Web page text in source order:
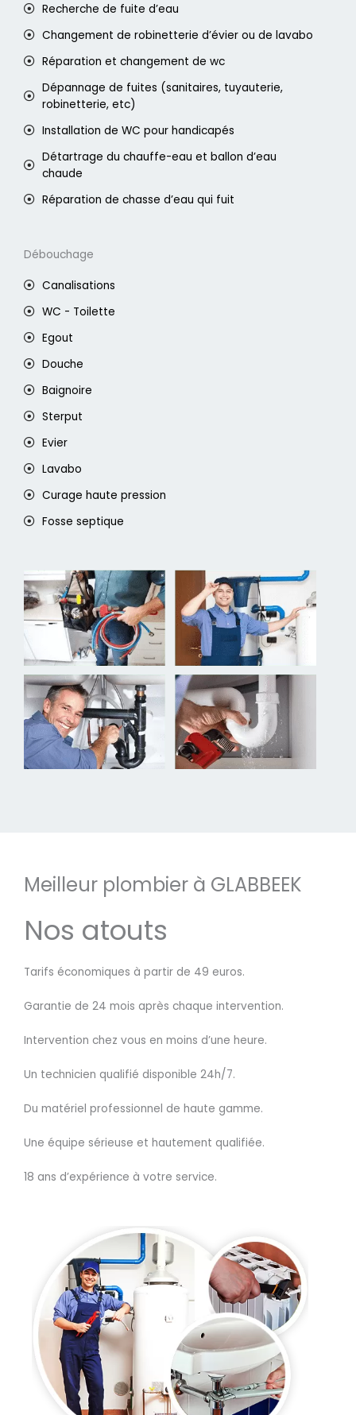
Recherche de fuite d’eau
Changement de robinetterie d’évier ou de lavabo
Réparation et changement de wc
Dépannage de fuites (sanitaires, tuyauterie,
robinetterie, etc)
Installation de WC pour handicapés
Détartrage du chauffe-eau et ballon d’eau
chaude
Réparation de chasse d’eau qui fuit
Débouchage
Canalisations
WC - Toilette
Egout
Douche
Baignoire
Sterput
Evier
Lavabo
Curage haute pression
Fosse septique
Meilleur plombier à GLABBEEK
Nos atouts
Tarifs économiques à partir de 49 euros.
Garantie de 24 mois après chaque intervention.
Intervention chez vous en moins d’une heure.
Un technicien qualifié disponible 24h/7.
Du matériel professionnel de haute gamme.
Une équipe sérieuse et hautement qualifiée.
18 ans d’expérience à votre service.